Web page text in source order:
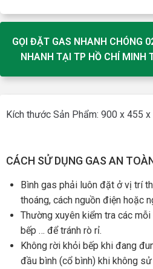
GỌI ĐẶT GAS NHANH CHÓNG
NHANH TẠI TP HỒ CHÍ MINH
Kích thước Sản Phẩm: 900 x 455
CÁCH SỬ DỤNG GAS AN
Bình gas phải luôn đặt ở vị trí
thoáng, cách nguồn điện hoặc
Thường xuyên kiểm tra các
bếp … để tránh rò rỉ.
Không rời khỏi bếp khi đang
đầu bình (cổ bình) khi không sử